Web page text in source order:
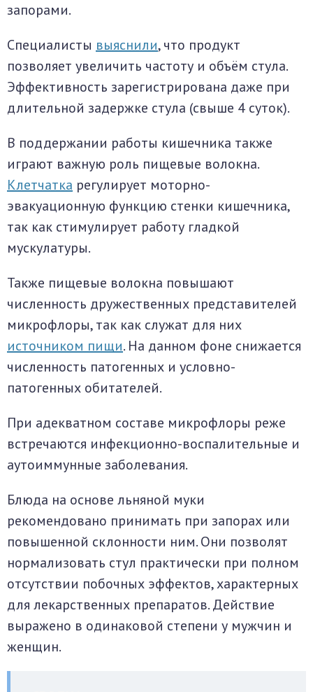
запорами.
Специалисты выяснили, что продукт
позволяет увеличить частоту и объём стула.
Эффективность зарегистрирована даже при
длительной задержке стула (свыше 4 суток).
В поддержании работы кишечника также
играют важную роль пищевые волокна.
Клетчатка регулирует моторно-
эвакуационную функцию стенки кишечника,
так как стимулирует работу гладкой
мускулатуры.
Также пищевые волокна повышают
численность дружественных представителей
микрофлоры, так как служат для них
источником пищи. На данном фоне снижается
численность патогенных и условно-
патогенных обитателей.
При адекватном составе микрофлоры реже
встречаются инфекционно-воспалительные и
аутоиммунные заболевания.
Блюда на основе льняной муки
рекомендовано принимать при запорах или
повышенной склонности ним. Они позволят
нормализовать стул практически при полном
отсутствии побочных эффектов, характерных
для лекарственных препаратов. Действие
выражено в одинаковой степени у мужчин и
женщин.